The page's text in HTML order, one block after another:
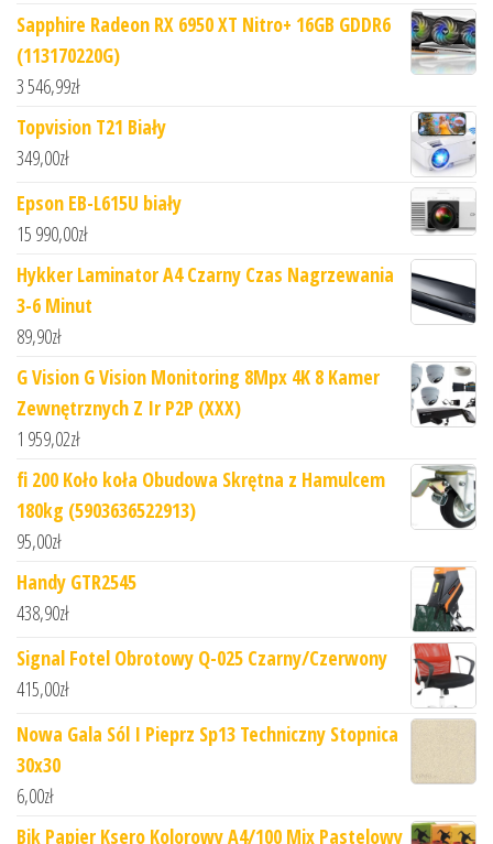
Sapphire Radeon RX 6950 XT Nitro+ 16GB GDDR6
(113170220G)
3 546,99zł
Topvision T21 Biały
349,00zł
Epson EB-L615U biały
15 990,00zł
Hykker Laminator A4 Czarny Czas Nagrzewania
3-6 Minut
89,90zł
G Vision G Vision Monitoring 8Mpx 4K 8 Kamer
Zewnętrznych Z Ir P2P (XXX)
1 959,02zł
fi 200 Koło koła Obudowa Skrętna z Hamulcem
180kg (5903636522913)
95,00zł
Handy GTR2545
438,90zł
Signal Fotel Obrotowy Q-025 Czarny/Czerwony
415,00zł
Nowa Gala Sól I Pieprz Sp13 Techniczny Stopnica
30x30
6,00zł
Bik Papier Ksero Kolorowy A4/100 Mix Pastelowy